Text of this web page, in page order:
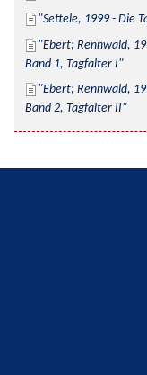
Settele, 1999 - Die
Ebert; Rennwald,
Band 1, Tagfalter I
Ebert; Rennwald,
Band 2, Tagfalter II